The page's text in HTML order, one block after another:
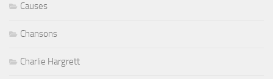
Causes
Chansons
Charlie Hargrett